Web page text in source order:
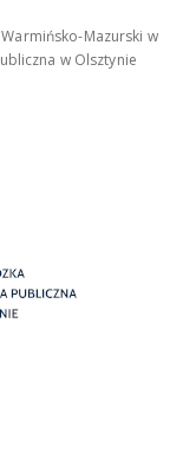
Mazurski w
w Olsztynie